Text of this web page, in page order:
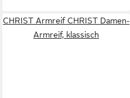
CHRIST Armreif CHRIST Damen-
Armreif, klassisch